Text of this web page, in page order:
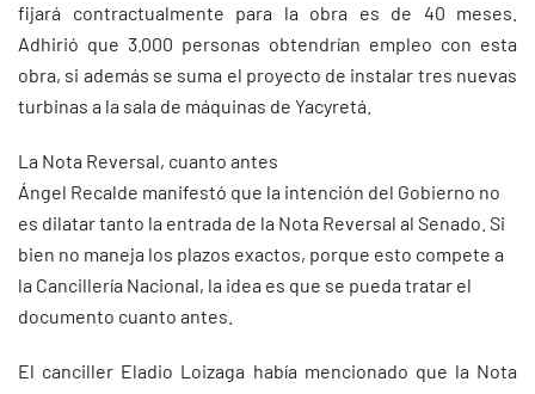
fijará contractualmente para la obra es de 40 meses.
Adhirió que 3.000 personas obtendrían empleo con esta
obra, si además se suma el proyecto de instalar tres nuevas
turbinas a la sala de máquinas de Yacyretá.
La Nota Reversal, cuanto antes
Ángel Recalde manifestó que la intención del Gobierno no
es dilatar tanto la entrada de la Nota Reversal al Senado. Si
bien no maneja los plazos exactos, porque esto compete a
la Cancillería Nacional, la idea es que se pueda tratar el
documento cuanto antes.
El canciller Eladio Loizaga había mencionado que la Nota